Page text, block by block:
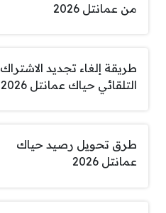
من عمانتل 2026
طريقة إلغاء تجديد الاشتراك
التلقائي حياك عمانتل 2026
طرق تحويل رصيد حياك
عمانتل 2026